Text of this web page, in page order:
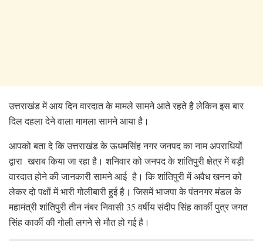
उत्तराखंड में आय दिन वारदात के मामले सामने आते रहते है लेकिन इस बार
दिल दहला देने वाला मामला सामने आया है।
आपको बता दे कि उत्तराखंड के ऊधमसिंह नगर जनपद का नाम अपराधियों
द्वारा खराब किया जा रहा है। शनिवार को जनपद के शांतिपुरी क्षेत्र में बड़ी
वारदात होने की जानकारी सामने आई है। कि शांतिपुरी में अवैध खनन को
लेकर दो पक्षों में भारी गोलीबारी हुई है। जिसमें भाजपा के पंतनगर मंडल के
महामंत्री शांतिपुरी तीन नंबर निवासी 35 वर्षीय संदीप सिंह कार्की पुत्र जगत
सिंह कार्की की गोली लगने से मौत हो गई है।